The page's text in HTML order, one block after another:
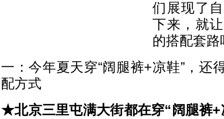
们展现了
下来，就
的搭配套路
一：今年夏天穿“阔腿裤+凉鞋”，还
配方式
★北京三里屯满大街都在穿“阔腿裤